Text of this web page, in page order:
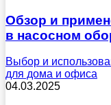
Обзор и
в насосном
Выбор и
для дома и офиса
04.03.2025